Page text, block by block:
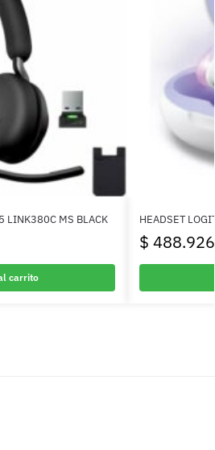
LINK380C MS BLACK
carrito
HEADSET
$ 488.926